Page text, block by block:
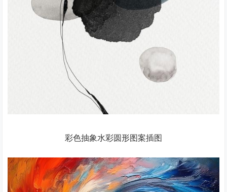
彩色抽象水彩圆形图案插图